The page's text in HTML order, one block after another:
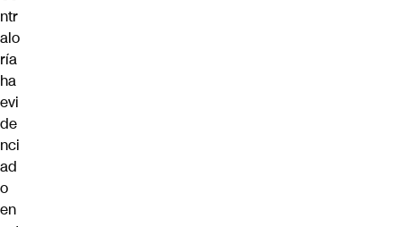
ntr
alo
ría
ha
evi
de
nci
ad
o
en